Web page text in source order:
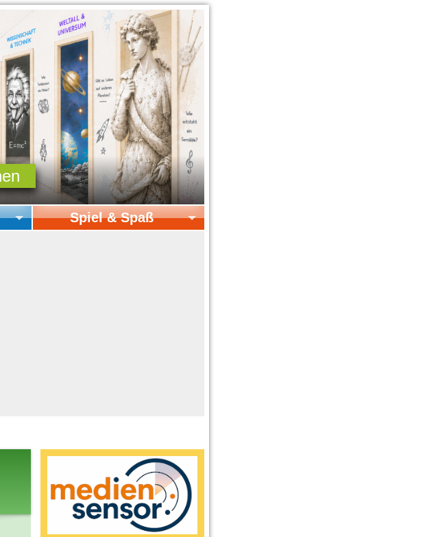
Spiel & Spaß
Reisen, Events & Sport
E-Cards